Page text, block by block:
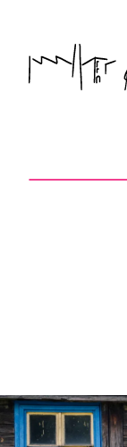
Przejdź